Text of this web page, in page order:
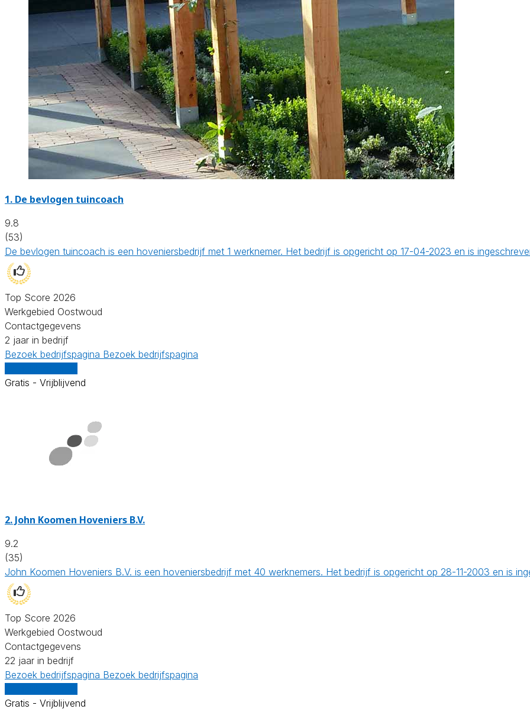
1. De bevlogen tuincoach
9.8
(53)
De bevlogen tuincoach is een hoveniersbedrijf met 1 werknemer. Het bedrijf is opgericht op 17-04-2023 en is
Top Score 2026
Werkgebied Oostwoud
Contactgegevens
2 jaar in bedrijf
Bezoek bedrijfspagina Bezoek bedrijfspagina
Gratis - Vrijblijvend
2. John Koomen Hoveniers B.V.
9.2
(35)
John Koomen Hoveniers B.V. is een hoveniersbedrijf met 40 werknemers. Het bedrijf is opgericht op 28-11-2003 en is
Top Score 2026
Werkgebied Oostwoud
Contactgegevens
22 jaar in bedrijf
Bezoek bedrijfspagina Bezoek bedrijfspagina
Gratis - Vrijblijvend